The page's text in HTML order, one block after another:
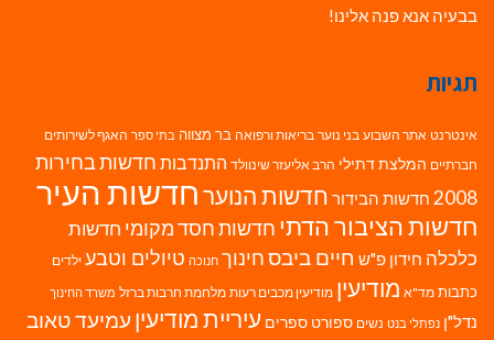
בבעיה אנא פנה אלינו!
תגיות
אינטרנט אתר השבוע בני נוער בריאות ורפואה בר מצווה בתי ספר האגף לשירותים
חברתיים המלצת דתילי הרב אליעזר שינוולד התנדבות חדשות בחירות
2008 חדשות הבידור חדשות הנוערחדשות העיר
חדשות הציבור הדתי חדשות חסד מקומי חדשות
כלכלה חידון פ"ש חיים ביבסחינוך חנוכה טיולים וטבע ילדים
כתבות מד"א מודיעין מודיעין מכבים רעות מלחמת חרבות ברזל משרד החינוך
נדל"ן נפתלי בנט נשים ספורט ספרים עיריית מודיעין עמיעד טאוב